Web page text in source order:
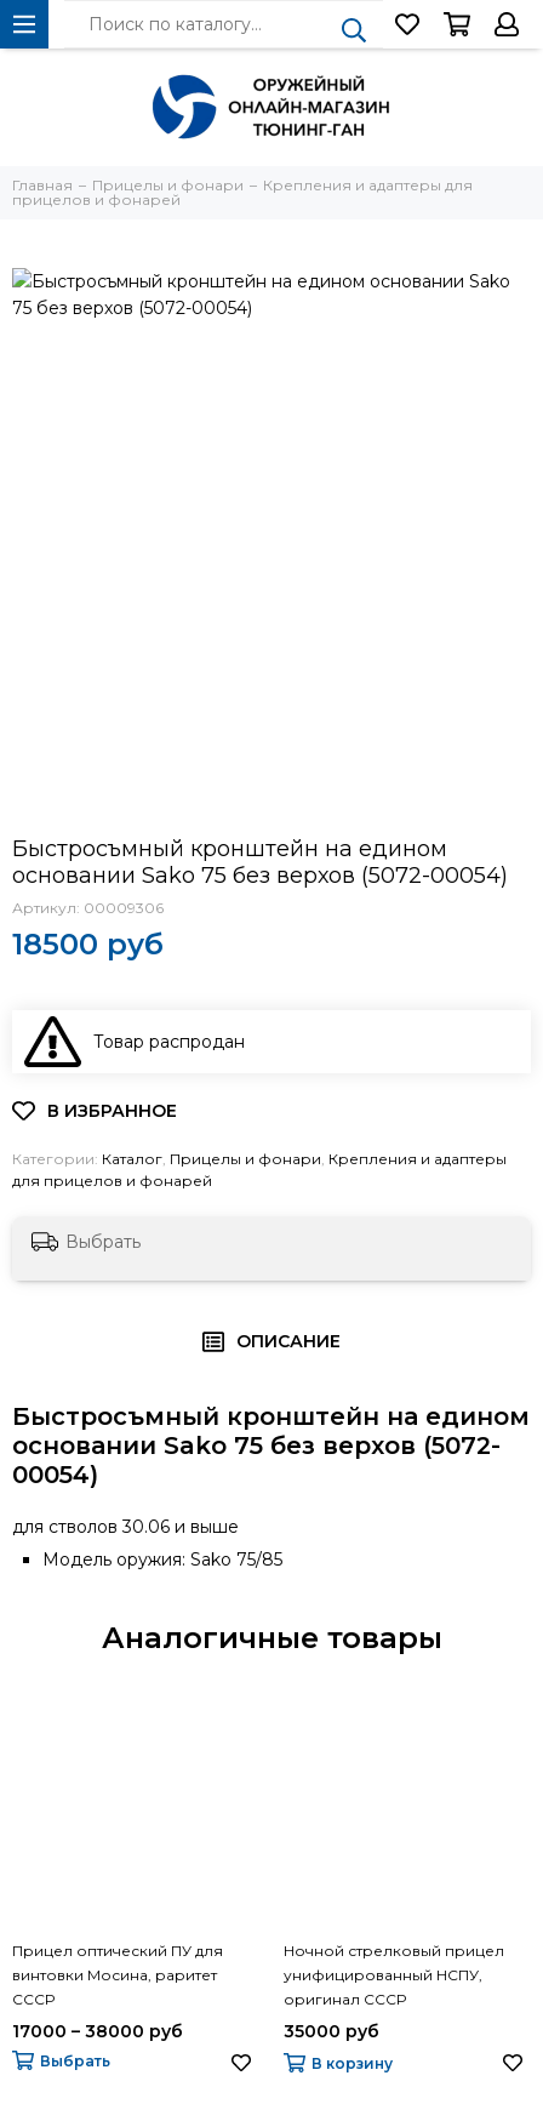
Главная Прицелы и фонари
Крепления и адаптеры для
прицелов и фонарей
Быстросъмный кронштейн на едином
основании Sako 75 без верхов (5072-00054)
Артикул: 00009306
18500 руб
Товар распродан
Категории: Каталог, Прицелы и фонари, Крепления и адаптеры
для прицелов и фонарей
Выбрать
ОПИСАНИЕ
Быстросъмный кронштейн на едином
основании Sako 75 без верхов (5072-
00054)
для стволов 30.06 и выше
Модель оружия: Sako 75/85
Аналогичные товары
Прицел оптический ПУ для
винтовки Мосина, раритет
СССР
17000 – 38000 руб
Выбрать
Ночной стрелковый прицел
унифицированный НСПУ,
оригинал СССР
35000 руб
В корзину